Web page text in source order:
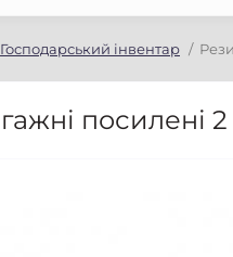
Господарський інвентар
посилені